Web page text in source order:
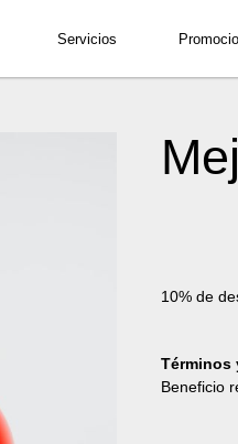
Servicios
10% de
Términos
Beneficio